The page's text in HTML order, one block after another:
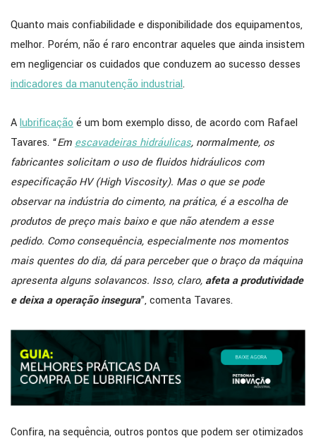
Quanto mais confiabilidade e disponibilidade dos equipamentos,
melhor. Porém, não é raro encontrar aqueles que ainda insistem
em negligenciar os cuidados que conduzem ao sucesso desses
indicadores da manutenção industrial.
Alubrificação é um bom exemplo disso, de acordo com Rafael
Tavares. “Em escavadeiras hidráulicas, normalmente, os
fabricantes solicitam o uso de fluidos hidráulicos com
especificação HV (High Viscosity). Mas o que se pode
observar na indústria do cimento, na prática, é a escolha de
produtos de preço mais baixo e que não atendem a esse
pedido. Como consequência, especialmente nos momentos
mais quentes do dia, dá para perceber que o braço da máquina
apresenta alguns solavancos. Isso, claro, afeta a produtividade
e deixa a operação insegura”, comenta Tavares.
Confira, na sequência, outros pontos que podem ser otimizados